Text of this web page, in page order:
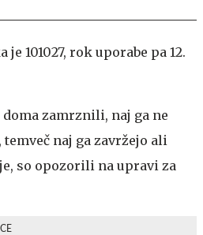
101027, rok uporabe pa 12.
zamrznili, naj ga ne
naj ga zavržejo ali
so opozorili na upravi za